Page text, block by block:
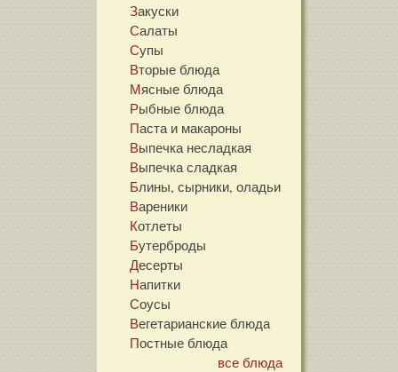
Закуски
Салаты
Супы
Вторые блюда
Мясные блюда
Рыбные блюда
Паста и макароны
Выпечка несладкая
Выпечка сладкая
Блины, сырники, оладьи
Вареники
Котлеты
Бутерброды
Десерты
Напитки
Соусы
Вегетарианские блюда
Постные блюда
все блюда